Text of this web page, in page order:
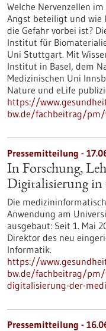
Welche Nervenzellen
Angst beteiligt und wie
die Gefahr vorbei ist?
Institut für
Uni Stuttgart. Mit
Institut in Basel, dem
Medizinischen Uni
Nature und eLife
https://
bw.de/fachbeitrag/
Pressemitteilung -
In Forschung,
Digitalisierung in
Die
Anwendung am
ausgebaut: Seit 1. Mai
Direktor des neu
Informatik.
https://
bw.de/fachbeitrag/pm/
digitalisierung-der-
Pressemitteilung -